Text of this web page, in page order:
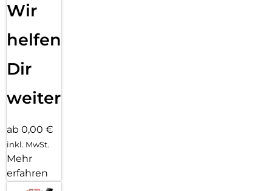
Wir
helfen
Dir
weiter
ab 0,00 €
inkl. MwSt.
Mehr
erfahren